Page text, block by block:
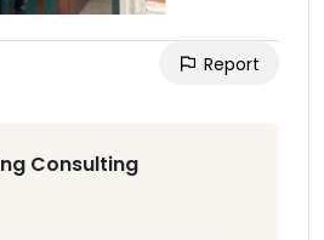
Report
Consulting